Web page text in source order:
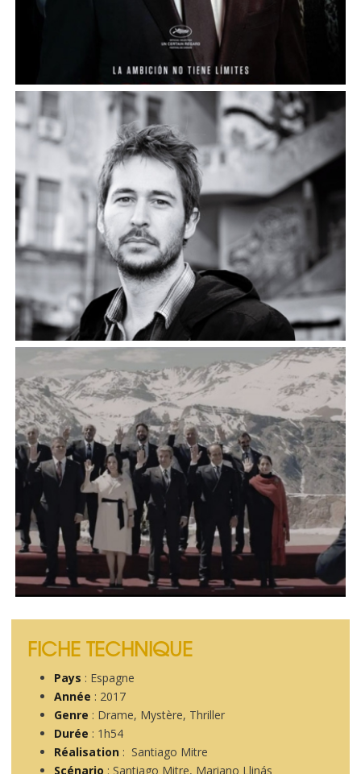
FICHE TECHNIQUE
Pays : Espagne
Année : 2017
Genre : Drame, Mystère, Thriller
Durée : 1h54
Réalisation: Santiago Mitre
Scénario : Santiago Mitre, Mariano Llinás